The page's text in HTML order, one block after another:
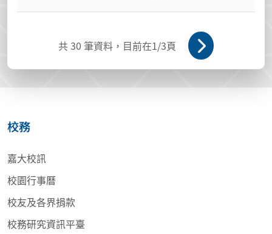
共30 筆資料，目前在1/3頁
校務
嘉大校訊
校園行事曆
校友及各界捐款
校務研究資訊平臺